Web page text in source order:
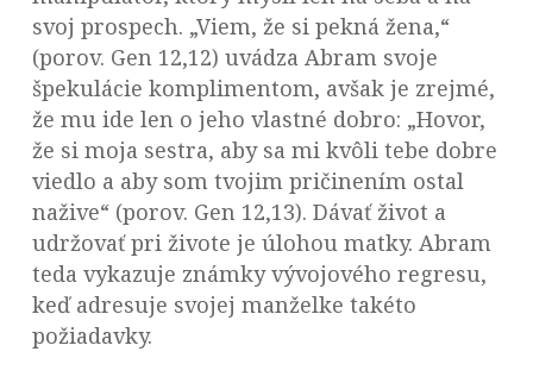
svoj prospech. „Viem, že si pekná žena,“
(porov. Gen 12,12) uvádza Abram svoje
špekulácie komplimentom, avšak je zrejmé,
že mu ide len o jeho vlastné dobro: „Hovor,
že si moja sestra, aby sa mi kvôli tebe dobre
viedlo a aby som tvojim pričinením ostal
nažive“ (porov. Gen 12,13). Dávať život a
udržovať pri živote je úlohou matky. Abram
teda vykazuje známky vývojového regresu,
keď adresuje svojej manželke takéto
požiadavky.